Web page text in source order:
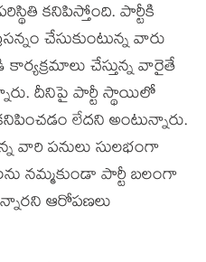
కనిపిస్తోంది. పార్టీకి
చేసుకుంటున్న వారు
చేస్తున్న వారైతే
దీనిపై పార్టీ స్థాయిలో
లేదని అంటున్నారు.
వారి పనులు సులభంగా
నమ్మకుండా పార్టీ బలంగా
ఆరోపణలు